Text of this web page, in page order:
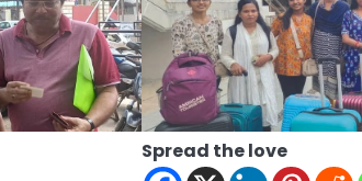
Spread the love